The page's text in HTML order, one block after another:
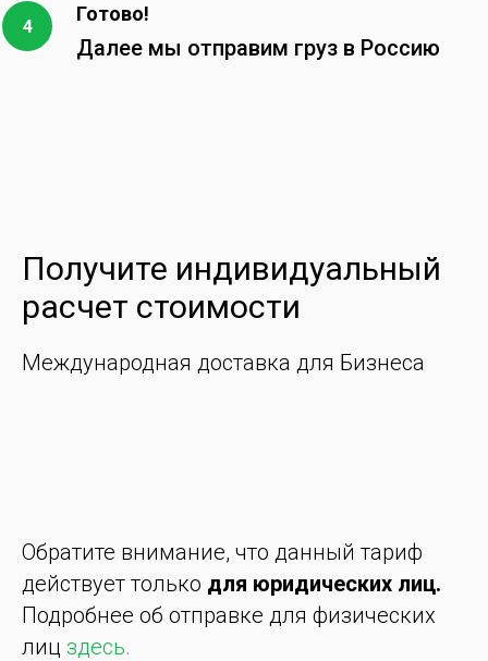
Готово!
Далее мы отправим груз в Россию
Получите индивидуальный
расчет стоимости
Международная доставка для Бизнеса
Обратите внимание, что данный тариф
действует только для юридических лиц.
Подробнее об отправке для физических
лиц здесь.